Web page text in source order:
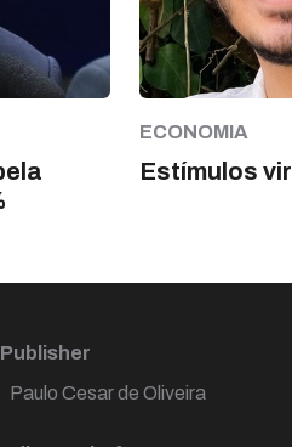
ECONOMIA
Estímulos
Publisher
Paulo Cesar de Oliveira